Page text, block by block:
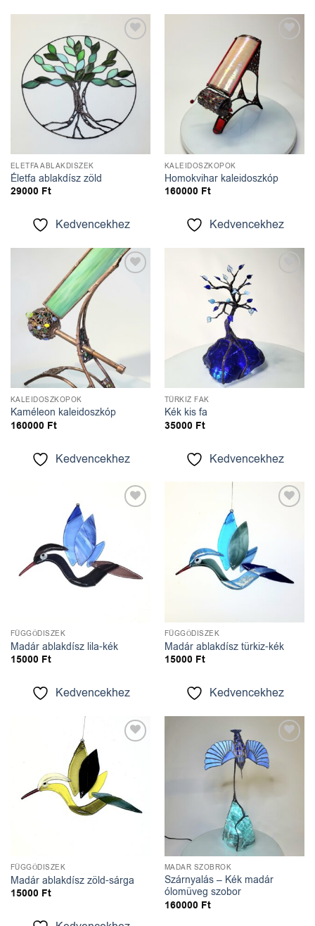
Kedvencekhez
ÉLETFA ABLAKDÍSZEK
Életfa ablakdísz zöld
29000 Ft
Kedvencekhez
Kedvencekhez
KALEIDOSZKÓPOK
Homokvihar kaleidoszkóp
160000 Ft
Kedvencekhez
Kedvencekhez
KALEIDOSZKÓPOK
Kaméleon kaleidoszkóp
160000 Ft
Kedvencekhez
Kedvencekhez
TÜRKIZ FÁK
Kék kis fa
35000 Ft
Kedvencekhez
Kedvencekhez
FÜGGŐDÍSZEK
Madár ablakdísz lila-kék
15000 Ft
Kedvencekhez
FÜGGŐDÍSZEK
Madár ablakdísz türkiz-kék
15000 Ft
Kedvencekhez
Kedvencekhez
FÜGGŐDÍSZEK
Madár ablakdísz zöld-sárga
15000 Ft
Kedvencekhez
MADÁR SZOBROK
Szárnyalás – Kék madár
ólomüveg szobor
160000 Ft